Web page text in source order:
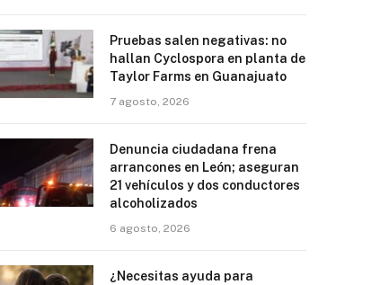
Pruebas salen negativas: no
hallan Cyclospora en planta de
Taylor Farms en Guanajuato
7 agosto, 2026
Denuncia ciudadana frena
arrancones en León; aseguran
21 vehículos y dos conductores
alcoholizados
6 agosto, 2026
¿Necesitas ayuda para